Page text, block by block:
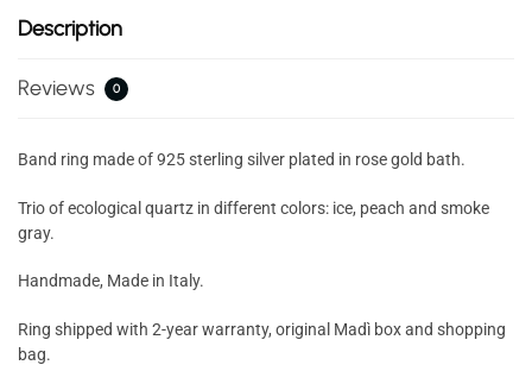
Description
Reviews 0
Band ring made of 925 sterling silver plated in rose gold bath.
Trio of ecological quartz in different colors: ice, peach and smoke
gray.
Handmade, Made in Italy.
Ring shipped with 2-year warranty, original Madì box and shopping
bag.